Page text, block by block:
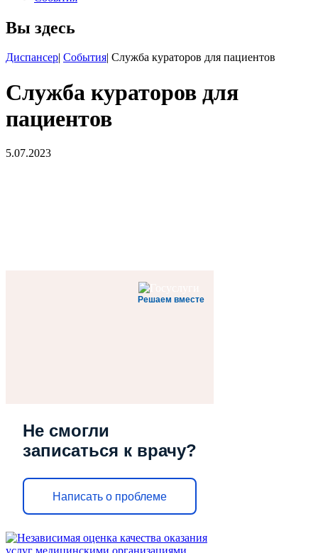
Вы здесь
Диспансер| События| Служба кураторов для пациентов
Служба кураторов для
пациентов
5.07.2023
Решаем вместе
Не смогли
записаться к врачу?
Написать о проблеме